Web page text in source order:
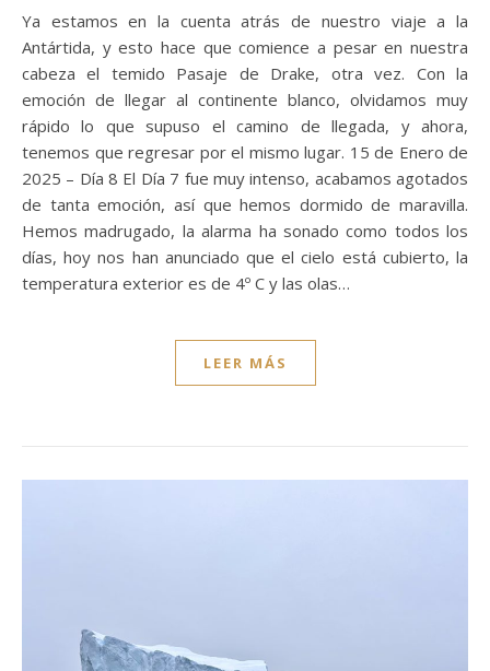
Ya estamos en la cuenta atrás de nuestro viaje a la
Antártida, y esto hace que comience a pesar en nuestra
cabeza el temido Pasaje de Drake, otra vez. Con la
emoción de llegar al continente blanco, olvidamos muy
rápido lo que supuso el camino de llegada, y ahora,
tenemos que regresar por el mismo lugar. 15 de Enero de
2025 – Día 8 El Día 7 fue muy intenso, acabamos agotados
de tanta emoción, así que hemos dormido de maravilla.
Hemos madrugado, la alarma ha sonado como todos los
días, hoy nos han anunciado que el cielo está cubierto, la
temperatura exterior es de 4º C y las olas…
LEER MÁS